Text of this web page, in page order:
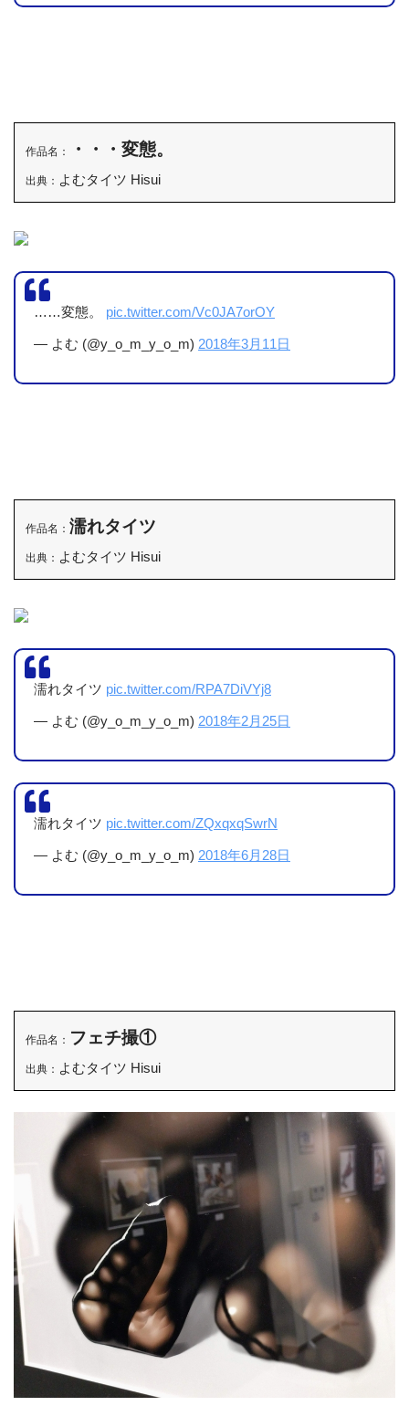
作品名： ・・・変態。
出典： よむタイツ Hisui
……変態。 pic.twitter.com/Vc0JA7orOY
— よむ (@y_o_m_y_o_m) 2018年3月11日
作品名： 濡れタイツ
出典： よむタイツ Hisui
濡れタイツ pic.twitter.com/RPA7DiVYj8
— よむ (@y_o_m_y_o_m) 2018年2月25日
濡れタイツ pic.twitter.com/ZQxqxqSwrN
— よむ (@y_o_m_y_o_m) 2018年6月28日
作品名： フェチ撮①
出典： よむタイツ Hisui